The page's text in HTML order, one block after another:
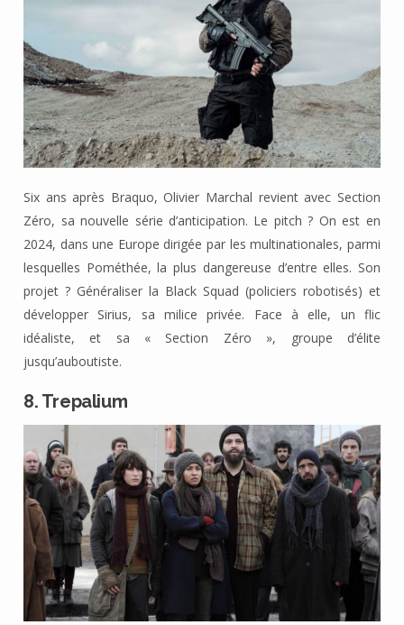
Six ans après Braquo, Olivier Marchal revient avec Section
Zéro, sa nouvelle série d’anticipation. Le pitch ? On est en
2024, dans une Europe dirigée par les multinationales, parmi
lesquelles Pométhée, la plus dangereuse d’entre elles. Son
projet ? Généraliser la Black Squad (policiers robotisés) et
développer Sirius, sa milice privée. Face à elle, un flic
idéaliste, et sa « Section Zéro », groupe d’élite
jusqu’auboutiste.
8. Trepalium